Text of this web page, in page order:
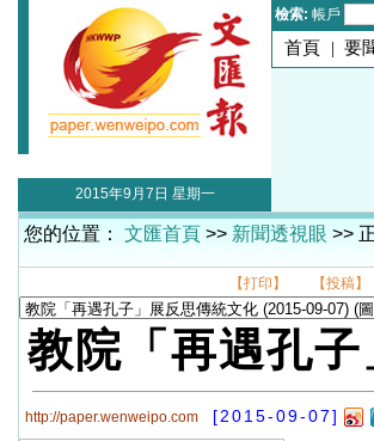
檢索: 帳戶
首頁 | 要
2015年9月7日 星期一
您的位置： 文匯首頁 >> 新聞透視眼 >>
【打印】 【投稿】
教院「再遇孔
http://paper.wenweipo.com [2015-09-07]